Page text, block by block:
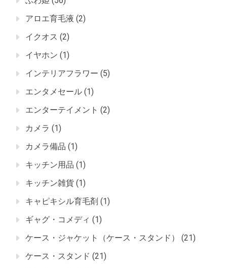
アロエ育毛液 (2)
イクオス (2)
イヤホン (1)
インテリアフラワー (5)
エンタメセール (1)
エンターテイメント (2)
カメラ (1)
カメラ備品 (1)
キッチン用品 (1)
キッチン雑貨 (1)
キャピキシル育毛剤 (1)
ギャグ・コメディ (1)
ケース・ジャケット（ケース・スタンド）
(21)
ケース・スタンド (21)